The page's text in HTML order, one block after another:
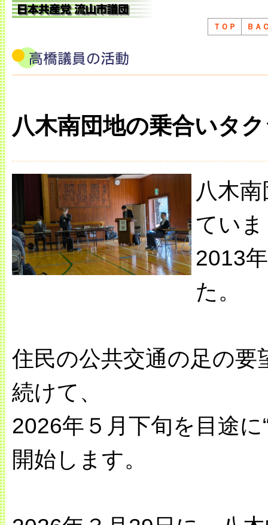
ＴＯＰ ＢＡ
八木南団地の乗合いタ
八木
てい
2013
た。
住民の公共交通の足の
続けて、
2026年５月下旬を目途
開始します。